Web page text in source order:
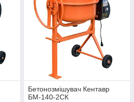
Бетонозмішувач Кентавр
БМ-140-2СК